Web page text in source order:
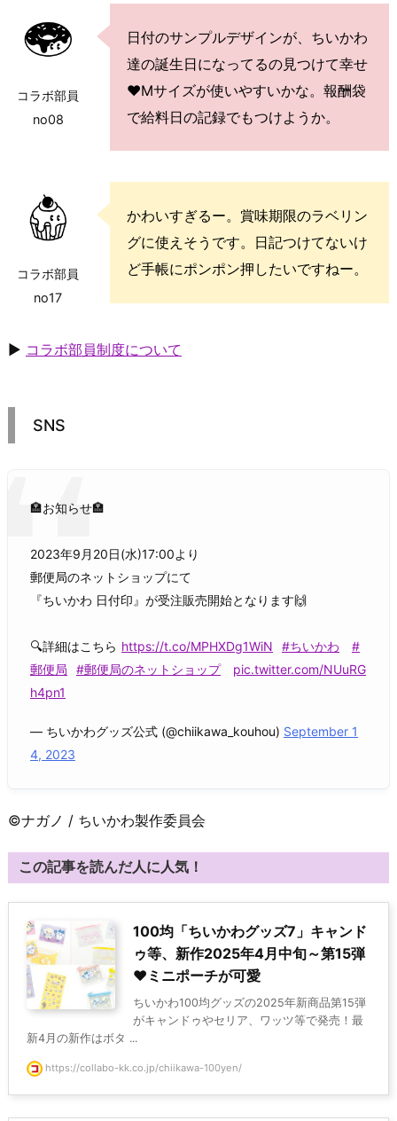
コラボ部員
no08
日付のサンプルデザインが、ちいかわ
達の誕生日になってるの見つけて幸せ
♥Mサイズが使いやすいかな。報酬袋
で給料日の記録でもつけようか。
コラボ部員
no17
かわいすぎるー。賞味期限のラベリン
グに使えそうです。日記つけてないけ
ど手帳にポンポン押したいですねー。
▶ コラボ部員制度について
SNS
🏣お知らせ🏣
2023年9月20日(水)17:00より
郵便局のネットショップにて
『ちいかわ 日付印』が受注販売開始となります🙌
🔍詳細はこちら https://t.co/MPHXDg1WiN #ちいかわ
#
郵便局
#郵便局のネットショップ
pic.twitter.com/NUuRG
h4pn1
— ちいかわグッズ公式 (@chiikawa_kouhou) September 1
4, 2023
©ナガノ / ちいかわ製作委員会
この記事を読んだ人に人気！
100均「ちいかわグッズ7」キャンド
ゥ等、新作2025年4月中旬～第15弾
♥ミニポーチが可愛
ちいかわ100均グッズの2025年新商品第15弾
がキャンドゥやセリア、ワッツ等で発売！最
新4月の新作はボタ ...
https://collabo-kk.co.jp/chiikawa-100yen/